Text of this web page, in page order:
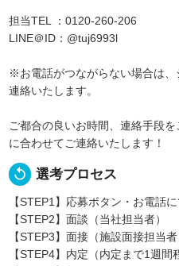
担当TEL ：0120-260-206
LINE＠ID：@tuj6993l
※お電話がつながらない場合は
連絡いたします。
ご都合の良いお時間、連絡手段
に合わせてご連絡いたします！
replay 選考プロセス
【STEP1】応募ボタン・お電話
【STEP2】面談（当社担当者）
【STEP3】面接（施設面接担当者
【STEP4】内定（内定まで1週間